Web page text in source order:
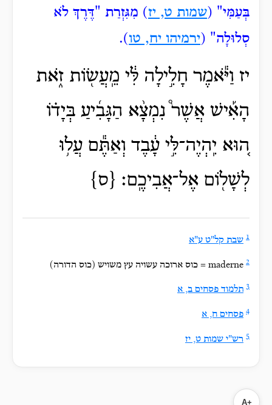
בְּעַמִּי" (שמות ט, יז) מִגִּזְרַת "דֶּרֶךְ לֹא
סְלוּלָה" (ירמיהו יח, טו).
יז וַיֹּ֕אמֶר חָלִ֣ילָה לִּ֔י מֵֽעֲשׂ֖וֹת זֹ֑את
הָאִ֡ישׁ אֲשֶׁר֩ נִמְצָ֨א הַגָּבִ֜יעַ בְּיָד֗וֹ
ה֚וּא יִֽהְיֶה־לִּ֣י עָ֔בֶד וְאַתֶּ֕ם עֲל֥וּ
לְשָׁל֖וֹם אֶל־אֲבִיכֶֽם׃ {ס}
1 שבת קל"ט ע"א
2 maderne = כוס ארוכה עשויה עץ משויש (כוס הדורה)‏
3 תלמוד פסחים ב, א
4 פסחים ח, א
5 רש"י שמות ט, יז
A+